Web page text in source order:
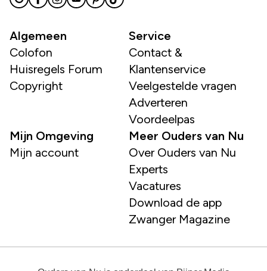
Algemeen
Colofon
Huisregels Forum
Copyright
Service
Contact &
Klantenservice
Veelgestelde vragen
Adverteren
Voordeelpas
Mijn Omgeving
Mijn account
Meer Ouders van Nu
Over Ouders van Nu
Experts
Vacatures
Download de app
Zwanger Magazine